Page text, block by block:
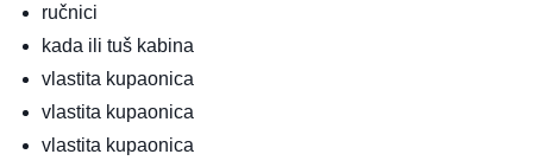
ručnici
kada ili tuš kabina
vlastita kupaonica
vlastita kupaonica
vlastita kupaonica